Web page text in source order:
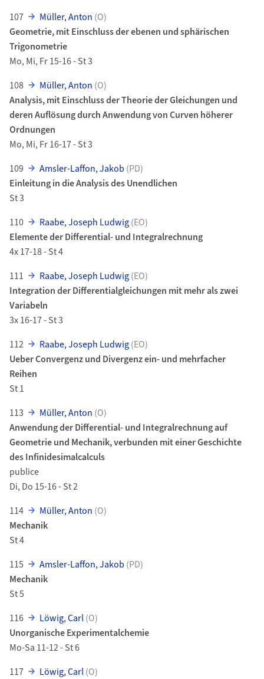
107
Müller, Anton (O)
Geometrie, mit Einschluss der ebenen und sphärischen
Trigonometrie
Mo, Mi, Fr 15-16 - St 3
108
Müller, Anton (O)
Analysis, mit Einschluss der Theorie der Gleichungen und
deren Auflösung durch Anwendung von Curven höherer
Ordnungen
Mo, Mi, Fr 16-17 - St 3
109
Amsler-Laffon, Jakob (PD)
Einleitung in die Analysis des Unendlichen
St 3
110
Raabe, Joseph Ludwig(EO)
Elemente der Differential- und Integralrechnung
4x 17-18 - St 4
111
Raabe, Joseph Ludwig(EO)
Integration der Differentialgleichungen mit mehr als zwei
Variabeln
3x 16-17 - St 3
112
Raabe, Joseph Ludwig(EO)
Ueber Convergenz und Divergenz ein- und mehrfacher
Reihen
St 1
113
Müller, Anton (O)
Anwendung der Differential- und Integralrechnung auf
Geometrie und Mechanik, verbunden mit einer Geschichte
des Infinidesimalcalculs
publice
Di, Do 15-16 - St 2
114
Müller, Anton (O)
Mechanik
St 4
115
Amsler-Laffon, Jakob (PD)
Mechanik
St 5
116
Löwig, Carl(O)
Unorganische Experimentalchemie
Mo-Sa 11-12 - St 6
117
Löwig, Carl(O)